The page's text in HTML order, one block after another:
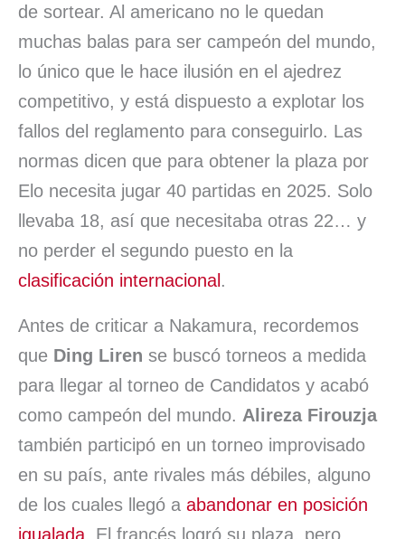
de sortear. Al americano no le quedan
muchas balas para ser campeón del mundo,
lo único que le hace ilusión en el ajedrez
competitivo, y está dispuesto a explotar los
fallos del reglamento para conseguirlo. Las
normas dicen que para obtener la plaza por
Elo necesita jugar 40 partidas en 2025. Solo
llevaba 18, así que necesitaba otras 22… y
no perder el segundo puesto en la
clasificación internacional .
Antes de criticar a Nakamura, recordemos
que Ding Liren se buscó torneos a medida
para llegar al torneo de Candidatos y acabó
como campeón del mundo. Alireza Firouzja
también participó en un torneo improvisado
en su país, ante rivales más débiles, alguno
de los cuales llegó a abandonar en posición
igualada. El francés logró su plaza, pero